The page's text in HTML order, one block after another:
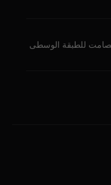
الصامت للطبقة الوسطى